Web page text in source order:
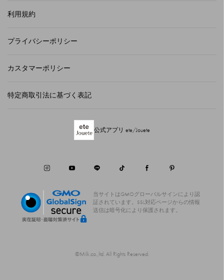
利用規約
プライバシーポリシー
カスタマーポリシー
特定商取引法に基づく表記
公式アプリ ete/Jouete
当サイトはGMOグローバルサインにより認
証されています。
SSL対応ページからの情報
送信は暗号化により保護されます。
©Milk.co.,ltd. All Rights Reserved.